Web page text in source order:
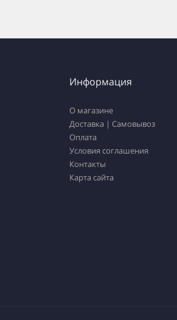
Информация
О магазине
Доставка | Самовывоз
Оплата
Условия соглашения
Контакты
Карта сайта